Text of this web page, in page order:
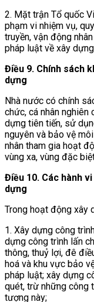
2. Mặt trận Tổ quốc
phạm vi nhiệm vụ,
truyền, vận động
pháp luật về xây
Điều 9. Chính sách
dựng
Nhà nước có chính
chức, cá nhân nghiên
dựng tiên tiến, sử
nguyên và bảo vệ
nhân tham gia hoạt
vùng xa, vùng đặc
Điều 10. Các hành
dựng
Trong hoạt động xây
1. Xây dựng công
dựng công trình lấn
thông, thuỷ lợi, đê
hoá và khu vực bảo
pháp luật; xây dựng
quét, trừ những công
tượng này;